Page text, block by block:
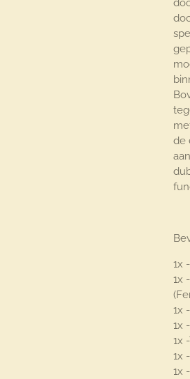
de
1x
1x
1x
1x
1x
1x
1x